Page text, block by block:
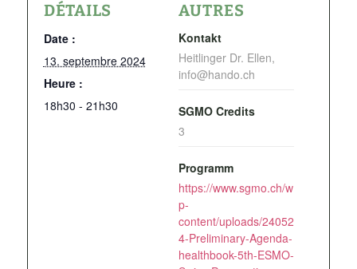
DÉTAILS
Date :
13. septembre 2024
Heure :
18h30 - 21h30
AUTRES
Kontakt
Heitlinger Dr. Ellen,
info@hando.ch
SGMO Credits
3
Programm
https://www.sgmo.ch/w
p-
content/uploads/24052
4-Preliminary-Agenda-
healthbook-5th-ESMO-